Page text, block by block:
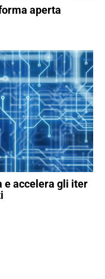
aperta
e accelera gli iter